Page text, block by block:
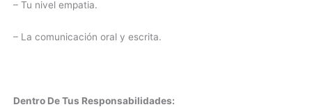
– Tu nivel empatia.
– La comunicación oral y escrita.
Dentro De Tus Responsabilidades: